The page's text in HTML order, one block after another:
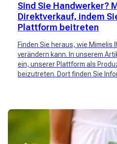
Sind Sie Handwerker?
Direktverkauf, indem
Plattform beitreten
Finden Sie heraus, wie Mimelis
verändern kann. In unserem
ein, unserer Plattform als
beizutreten. Dort finden Sie